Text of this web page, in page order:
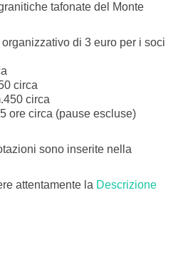
tafonate del Monte
organizzativo di 3 euro per i soci
circa
circa
ore circa (pause escluse)
sono inserite nella
attentamente la Descrizione